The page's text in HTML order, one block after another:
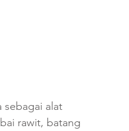
sebagai alat
rawit, batang